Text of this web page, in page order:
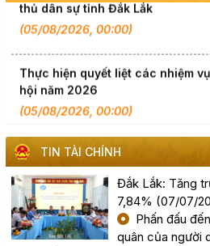
(05/08/2026, 00:00)
Thực hiện quyết liệt các nhiệm
hội năm 2026
(05/08/2026, 00:00)
Phấn đấu khai thác đồng bộ
Hòa - Buôn Ma Thuột trong năm
(05/08/2026, 00:00)
Công khai kết quả giải ngân vốn
tháng 7 năm 2026
TIN TÀI CHÍNH
Đắk Lắk: Tăng
7,84% (07/07/
Phấn đấu
quân của người